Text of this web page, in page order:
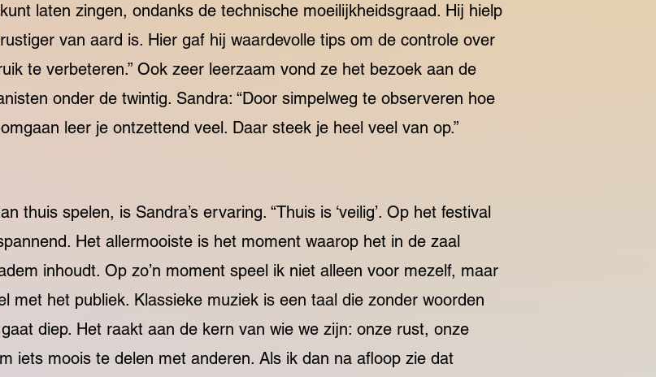
laten zingen, ondanks de technische moeilijkheidsgraad. Hij hielp
van aard is. Hier gaf hij waardevolle tips om de controle over
te verbeteren.” Ook zeer leerzaam vond ze het bezoek aan de
onder de twintig. Sandra: “Door simpelweg te observeren hoe
leer je ontzettend veel. Daar steek je heel veel van op.”
thuis spelen, is Sandra’s ervaring. “Thuis is ‘veilig’. Op het festival
Het allermooiste is het moment waarop het in de zaal
inhoudt. Op zo’n moment speel ik niet alleen voor mezelf, maar
met het publiek. Klassieke muziek is een taal die zonder woorden
diep. Het raakt aan de kern van wie we zijn: onze rust, onze
iets moois te delen met anderen. Als ik dan na afloop zie dat